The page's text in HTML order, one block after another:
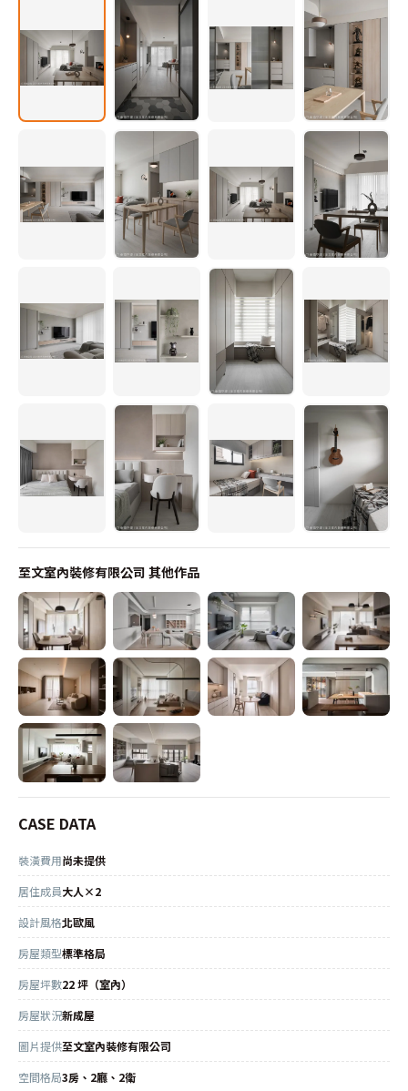
至文室內裝修有限公司 其他作品
CASE DATA
裝潢費用尚未提供
居住成員大人×2
設計風格北歐風
房屋類型標準格局
房屋坪數22 坪（室內）
房屋狀況新成屋
圖片提供至文室內裝修有限公司
空間格局3房、2廳、2衛